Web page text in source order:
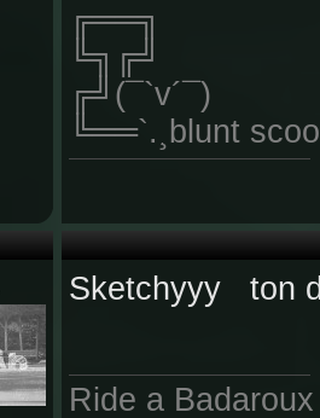
╔══╗
╚╗╔╝
╔╝(¯`v´¯)
╚══`.¸blunt
Sketchyyy ton
Ride a Badaroux